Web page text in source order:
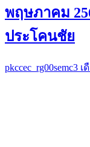
พฤษภาคม
ประโคนชัย
pkccec_rg00semc3 เ